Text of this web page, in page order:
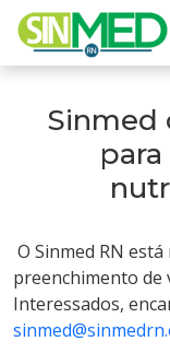
Sinmed
O Sinmed RN
preenchimento de
Interessados,